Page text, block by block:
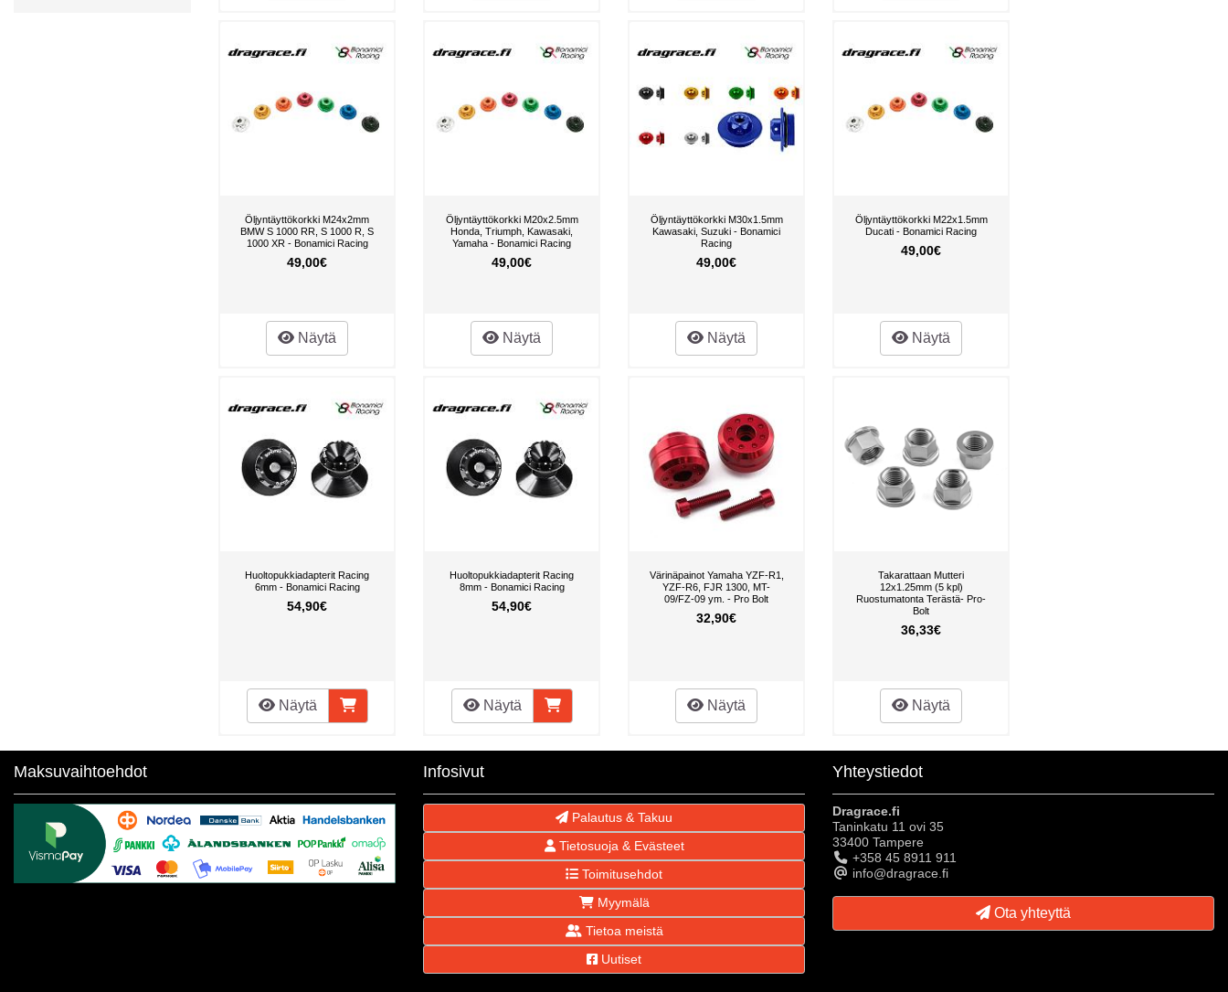
Öljyntäyttökorkki M24x2mm
BMW S 1000 RR, S 1000 R, S
1000 XR - Bonamici Racing
49,00€
Näytä
Öljyntäyttökorkki M20x2.5mm
Honda, Triumph, Kawasaki,
Yamaha - Bonamici Racing
49,00€
Näytä
Öljyntäyttökorkki M30x1.5mm
Kawasaki, Suzuki - Bonamici
Racing
49,00€
Näytä
Öljyntäyttökorkki M22x1.5mm
Ducati - Bonamici Racing
49,00€
Näytä
Huoltopukkiadapterit Racing
6mm - Bonamici Racing
54,90€
Näytä
Huoltopukkiadapterit Racing
8mm - Bonamici Racing
54,90€
Näytä
Värinäpainot Yamaha YZF-R1,
YZF-R6, FJR 1300, MT-
09/FZ-09 ym. - Pro Bolt
32,90€
Näytä
Takarattaan Mutteri
12x1.25mm (5 kpl)
Ruostumatonta Terästä- Pro-
Bolt
36,33€
Näytä
Maksuvaihtoehdot Infosivut
Palautus & Takuu
Tietosuoja & Evästeet
Toimitusehdot
Myymälä
Tietoa meistä
Uutiset
Yhteystiedot
Dragrace.fi
Taninkatu 11 ovi 35
33400 Tampere
+358 45 8911 911
info@dragrace.fi
Ota yhteyttä